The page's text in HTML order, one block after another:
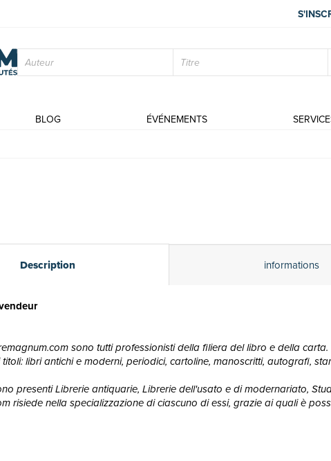
BLOG ÉVÉNEMENTS
Description informations
sono tutti professionisti della filiera del libro e della
libri antichi e moderni, periodici, cartoline, manoscritti, autografi,
presenti Librerie antiquarie, Librerie dell'usato e di modernariato,
risiede nella specializzazione di ciascuno di essi, grazie ai quali è